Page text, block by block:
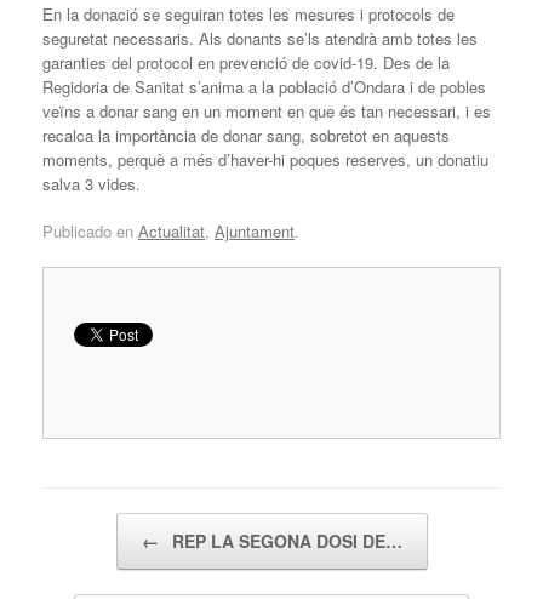
En la donació se seguiran totes les mesures i protocols de
seguretat necessaris. Als donants se’ls atendrà amb totes les
garanties del protocol en prevenció de covid-19. Des de la
Regidoria de Sanitat s’anima a la població d’Ondara i de pobles
veïns a donar sang en un moment en que és tan necessari, i es
recalca la importància de donar sang, sobretot en aquests
moments, perquè a més d’haver-hi poques reserves, un donatiu
salva 3 vides.
Publicado en Actualitat, Ajuntament.
← REP LA SEGONA DOSI DE…